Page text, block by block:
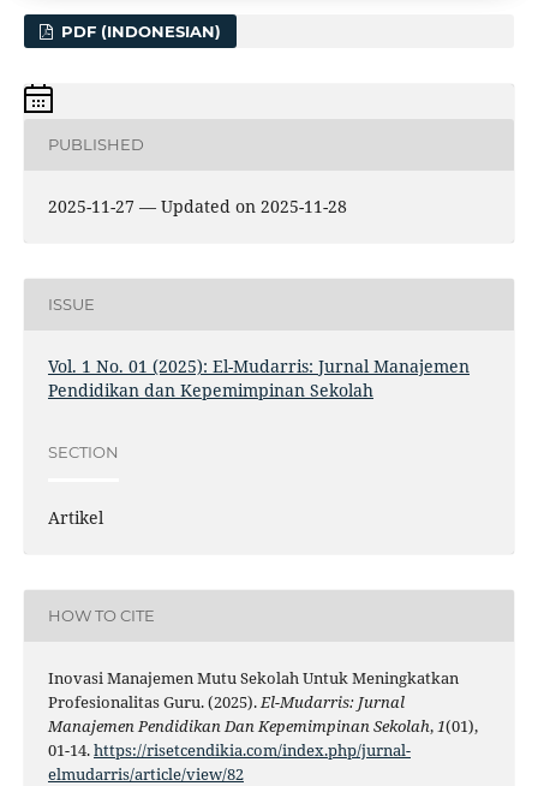
PDF (INDONESIAN)
PUBLISHED
2025-11-27 — Updated on 2025-11-28
ISSUE
Vol. 1 No. 01 (2025): El-Mudarris: Jurnal Manajemen
Pendidikan dan Kepemimpinan Sekolah
SECTION
Artikel
HOW TO CITE
Inovasi Manajemen Mutu Sekolah Untuk Meningkatkan
Profesionalitas Guru. (2025).El-Mudarris: Jurnal
Manajemen Pendidikan Dan Kepemimpinan Sekolah,1(01),
01-14.https://risetcendikia.com/index.php/jurnal-
elmudarris/article/view/82